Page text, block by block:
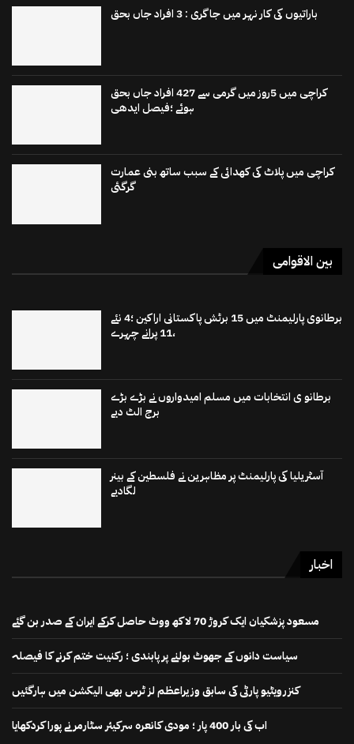
باراتیوں کی کار نہر میں جاگری : 3 افراد جاں بحق
کراچی میں 5روز میں گرمی سے 427 افراد جاں بحق
ہوئے ؛فیصل ایدھی
کراچی میں پلاٹ کی کھدائی کے سبب ساتھ بنی عمارت
گرگئی
بین الاقوامی
برطانوی پارلیمنٹ میں 15 برٹش پاکستانی اراکین ؛4 نئے
،11 پرانے چہرے
برطانو ی انتخابات میں مسلم امیدواروں نے بڑے بڑے
برج الٹ دیے
آسٹریلیا کی پارلیمنٹ پر مظاہرین نے فلسطین کے بینر
لگادیے
اخبار
مسعود پزشکیان ایک کروڑ 70 لاکھ ووٹ حاصل کرکے ایران کے صدر بن گئے
سیاست دانوں کے جھوٹ بولنے پر پابندی ؛ رکنیت ختم کرنے کا فیصلہ
کنزرویٹیو پارٹی کی سابق وزیراعظم لز ٹرس بھی الیکشن میں ہارگئیں
اب کی بار 400 پار ؛ مودی کانعرہ سرکیئر سٹارمر نے پورا کردکھایا